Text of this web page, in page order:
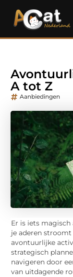
A tot Z
Aanbiedingen
Er is iets
je aderen
avontuurlijke
strategisch
navigeren door
van uitdagende